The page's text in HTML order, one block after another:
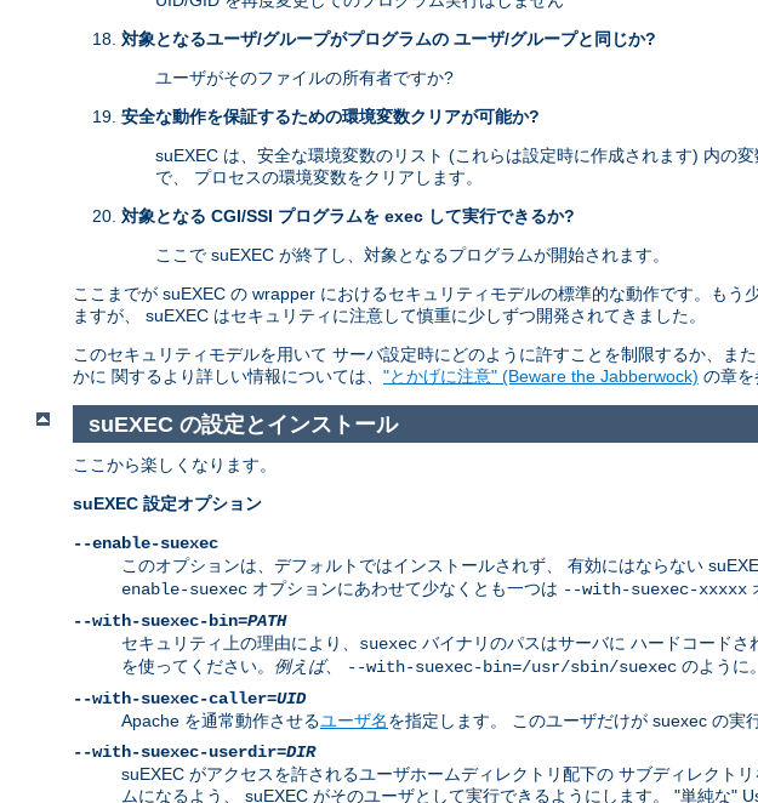
対象となるユーザ/グループがプログラムの ユーザ/グループと同じか?
ユーザがそのファイルの所有者ですか?
安全な動作を保証するための環境変数クリアが可能か?
suEXEC は、安全な環境変数のリスト (これらは設定時に作成されます) 内の
で、 プロセスの環境変数をクリアします。
対象となる CGI/SSI プログラムを exec して実行できるか?
ここで suEXEC が終了し、対象となるプログラムが開始されます。
ここまでが suEXEC の wrapper におけるセキュリティモデルの標準的な動作です。も
ますが、 suEXEC はセキュリティに注意して慎重に少しずつ開発されてきました。
このセキュリティモデルを用いて サーバ設定時にどのように許すことを制限するか、ま
かに 関するより詳しい情報については、 "とかげに注意" (Beware the Jabberwock) の章を
suEXEC の設定とインストール
ここから楽しくなります。
suEXEC 設定オプション
--enable-suexec
このオプションは、デフォルトではインストールされず、 有効にはならない
enable-suexec オプションにあわせて少なくとも一つは --with-suexec-xxxxx
--with-suexec-bin=PATH
セキュリティ上の理由により、 suexec バイナリのパスはサーバに ハードコード
を使ってください。 例えば、 --with-suexec-bin=/usr/sbin/suexec のように。
--with-suexec-caller=UID
Apache を通常動作させるユーザ名を指定します。 このユーザだけが suexec の実
--with-suexec-userdir=DIR
suEXEC がアクセスを許されるユーザホームディレクトリ配下の サブディレクト
ムになるよう、 suEXEC がそのユーザとして実行できるようにします。 "単純な"